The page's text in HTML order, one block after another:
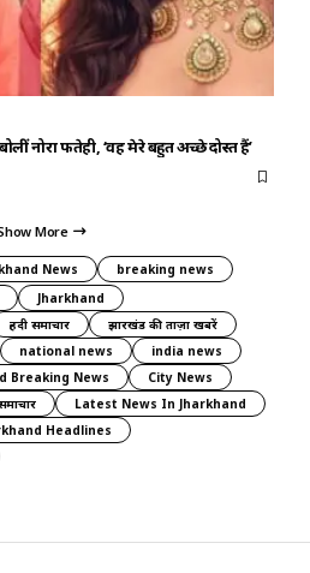
नोरा फतेही, ‘वह मेरे बहुत अच्छे दोस्त हैं’
More
News
breaking news
Jharkhand
हिंदी समाचार
झारखंड की ताज़ा खबरें
national news
india news
Breaking News
City News
Latest News In Jharkhand
Headlines